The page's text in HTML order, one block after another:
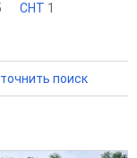
СНТ 1
поиск